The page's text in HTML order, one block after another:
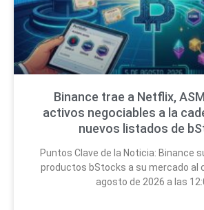
Binance trae a Netflix,
activos negociables a la
nuevos listados de
Puntos Clave de la Noticia: Binance
productos bStocks a su mercado al
agosto de 2026 a las